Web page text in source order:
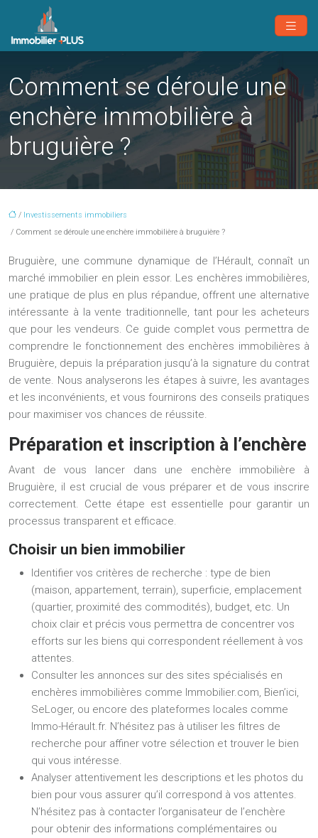
Comment se déroule une
enchère immobilière à
bruguière ?
/ Investissements immobiliers
/ Comment se déroule une enchère immobilière à bruguière ?
Bruguière, une commune dynamique de l’Hérault, connaît un
marché immobilier en plein essor. Les enchères immobilières,
une pratique de plus en plus répandue, offrent une alternative
intéressante à la vente traditionnelle, tant pour les acheteurs
que pour les vendeurs. Ce guide complet vous permettra de
comprendre le fonctionnement des enchères immobilières à
Bruguière, depuis la préparation jusqu’à la signature du contrat
de vente. Nous analyserons les étapes à suivre, les avantages
et les inconvénients, et vous fournirons des conseils pratiques
pour maximiser vos chances de réussite.
Préparation et inscription à l’enchère
Avant de vous lancer dans une enchère immobilière à
Bruguière, il est crucial de vous préparer et de vous inscrire
correctement. Cette étape est essentielle pour garantir un
processus transparent et efficace.
Choisir un bien immobilier
Identifier vos critères de recherche : type de bien
(maison, appartement, terrain), superficie, emplacement
(quartier, proximité des commodités), budget, etc. Un
choix clair et précis vous permettra de concentrer vos
efforts sur les biens qui correspondent réellement à vos
attentes.
Consulter les annonces sur des sites spécialisés en
enchères immobilières comme Immobilier.com, Bien’ici,
SeLoger, ou encore des plateformes locales comme
Immo-Hérault.fr. N’hésitez pas à utiliser les filtres de
recherche pour affiner votre sélection et trouver le bien
qui vous intéresse.
Analyser attentivement les descriptions et les photos du
bien pour vous assurer qu’il correspond à vos attentes.
N’hésitez pas à contacter l’organisateur de l’enchère
pour obtenir des informations complémentaires ou